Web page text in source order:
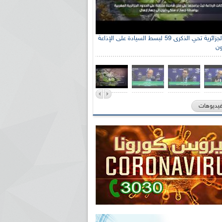
الإذاعة الجزائرية تحي الذكرى 59 لبسط السيادة على الإذاعة